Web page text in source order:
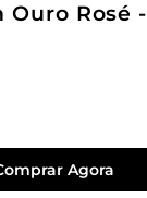
Ouro Rosé -
Agora